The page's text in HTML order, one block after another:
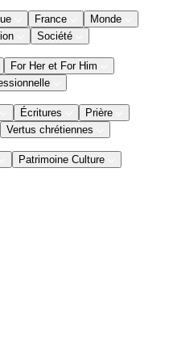
France
Monde
Société
For Her et For Him
Écritures
Prière
Vertus chrétiennes
Patrimoine Culture